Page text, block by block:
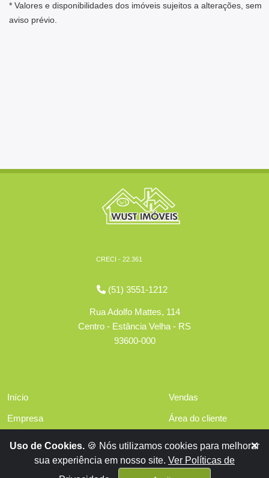
* Valores e disponibilidades dos imóveis sujeitos a alterações, sem
aviso prévio.
CRECI - 22.361
(51) 3551-1212
Rua Adolfo Mattes, 114
Centro - Estância Velha - RS
93600-000
Início
Empresa
Financiamentos
Vendas
Área do cliente
Contato
Uso de Cookies. 🍪 Nós utilizamos cookies para melhorar
sua experiência em nosso site. Ver Políticas de